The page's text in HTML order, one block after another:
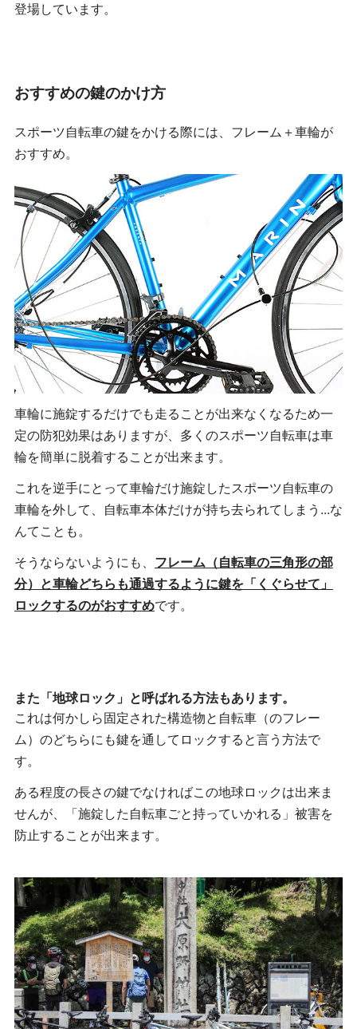
登場しています。
おすすめの鍵のかけ方
スポーツ自転車の鍵をかける際には、フレーム＋車輪が
おすすめ。
車輪に施錠するだけでも走ることが出来なくなるため一
定の防犯効果はありますが、多くのスポーツ自転車は車
輪を簡単に脱着することが出来ます。
これを逆手にとって車輪だけ施錠したスポーツ自転車の
車輪を外して、自転車本体だけが持ち去られてしまう...な
んてことも。
そうならないようにも、 フレーム（自転車の三角形の部
分）と車輪どちらも通過するように鍵を「くぐらせて」
ロックするのがおすすめです。
また「地球ロック」と呼ばれる方法もあります。
これは何かしら固定された構造物と自転車（のフレー
ム）のどちらにも鍵を通してロックすると言う方法で
す。
ある程度の長さの鍵でなければこの地球ロックは出来ま
せんが、「施錠した自転車ごと持っていかれる」被害を
防止することが出来ます。